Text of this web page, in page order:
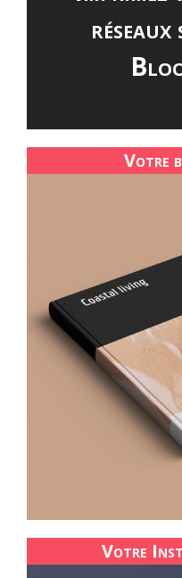
réseaux
Votre
Votre